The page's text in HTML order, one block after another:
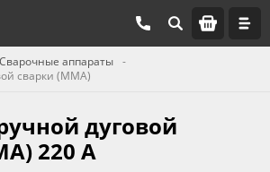
Сварочные аппараты
сварки (MMA)
дуговой
220 А